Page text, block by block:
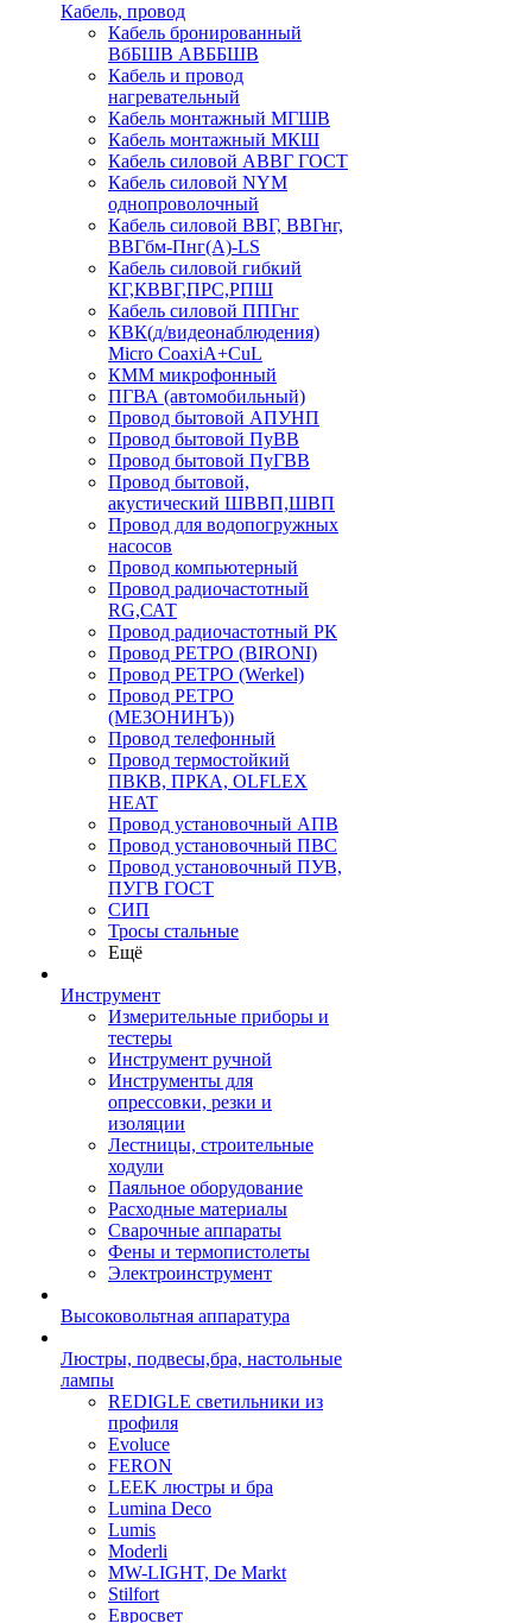
Кабель, провод
Кабель бронированный
ВбБШВ АВББШВ
Кабель и провод
нагревательный
Кабель монтажный МГШВ
Кабель монтажный МКШ
Кабель силовой АВВГ ГОСТ
Кабель силовой NYM
однопроволочный
Кабель силовой ВВГ, ВВГнг,
ВВГбм-Пнг(А)-LS
Кабель силовой гибкий
КГ,КВВГ,ПРС,РПШ
Кабель силовой ППГнг
КВК(д/видеонаблюдения)
Micro CoaxiA+CuL
КММ микрофонный
ПГВА (автомобильный)
Провод бытовой АПУНП
Провод бытовой ПуВВ
Провод бытовой ПуГВВ
Провод бытовой,
акустический ШВВП,ШВП
Провод для водопогружных
насосов
Провод компьютерный
Провод радиочастотный
RG,САТ
Провод радиочастотный РК
Провод РЕТРО (BIRONI)
Провод РЕТРО (Werkel)
Провод РЕТРО
(МЕЗОНИНЪ))
Провод телефонный
Провод термостойкий
ПВКВ, ПРКА, OLFLEX
HEAT
Провод установочный АПВ
Провод установочный ПВС
Провод установочный ПУВ,
ПУГВ ГОСТ
СИП
Тросы стальные
Ещё
Инструмент
Измерительные приборы и
тестеры
Инструмент ручной
Инструменты для
опрессовки, резки и
изоляции
Лестницы, строительные
ходули
Паяльное оборудование
Расходные материалы
Сварочные аппараты
Фены и термопистолеты
Электроинструмент
Высоковольтная аппаратура
Люстры, подвесы,бра, настольные
лампы
REDIGLE светильники из
профиля
Evoluce
FERON
LEEK люстры и бра
Lumina Deco
Lumis
Moderli
MW-LIGHT, De Markt
Stilfort
Евросвет